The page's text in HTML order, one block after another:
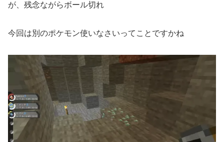
が、残念ながらボール切れ
今回は別のポケモン使いなさいってことですかね